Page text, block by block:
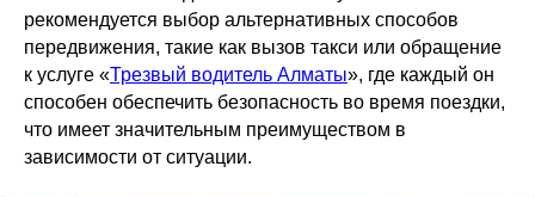
рекомендуется выбор альтернативных способов
передвижения, такие как вызов такси или обращение
к услуге «Трезвый водитель Алматы», где каждый он
способен обеспечить безопасность во время поездки,
что имеет значительным преимуществом в
зависимости от ситуации.